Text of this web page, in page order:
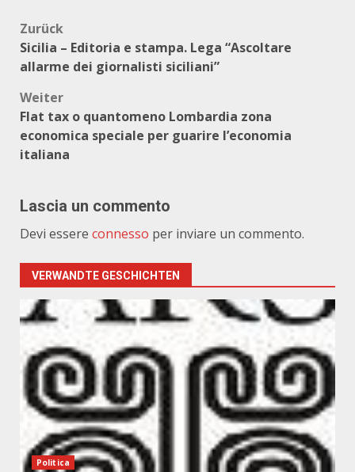
Beitragsnavigation
Zurück
Sicilia – Editoria e stampa. Lega “Ascoltare
allarme dei giornalisti siciliani”
Weiter
Flat tax o quantomeno Lombardia zona
economica speciale per guarire l’economia
italiana
Lascia un commento
Devi essere connesso per inviare un commento.
VERWANDTE GESCHICHTEN
Politica